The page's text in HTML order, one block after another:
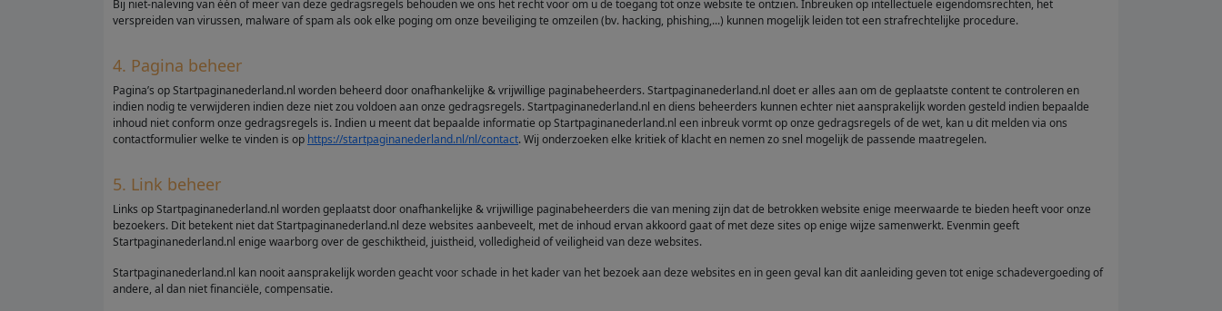
Bij niet-naleving van één of meer van deze gedragsregels behouden we ons het recht voor om u de toegang tot onze website te ontzien. Inbreuken op intellectuele eigendomsrechten, het
verspreiden van virussen, malware of spam als ook elke poging om onze beveiliging te omzeilen (bv. hacking, phishing,...) kunnen mogelijk leiden tot een strafrechtelijke procedure.
4. Pagina beheer
Pagina’s op Startpaginanederland.nl worden beheerd door onafhankelijke & vrijwillige paginabeheerders. Startpaginanederland.nl doet er alles aan om de geplaatste content te controleren en
indien nodig te verwijderen indien deze niet zou voldoen aan onze gedragsregels. Startpaginanederland.nl en diens beheerders kunnen echter niet aansprakelijk worden gesteld indien bepaalde
inhoud niet conform onze gedragsregels is. Indien u meent dat bepaalde informatie op Startpaginanederland.nl een inbreuk vormt op onze gedragsregels of de wet, kan u dit melden via ons
contactformulier welke te vinden is op https://startpaginanederland.nl/nl/contact. Wij onderzoeken elke kritiek of klacht en nemen zo snel mogelijk de passende maatregelen.
5. Link beheer
Links op Startpaginanederland.nl worden geplaatst door onafhankelijke & vrijwillige paginabeheerders die van mening zijn dat de betrokken website enige meerwaarde te bieden heeft voor onze
bezoekers. Dit betekent niet dat Startpaginanederland.nl deze websites aanbeveelt, met de inhoud ervan akkoord gaat of met deze sites op enige wijze samenwerkt. Evenmin geeft
Startpaginanederland.nl enige waarborg over de geschiktheid, juistheid, volledigheid of veiligheid van deze websites.
Startpaginanederland.nl kan nooit aansprakelijk worden geacht voor schade in het kader van het bezoek aan deze websites en in geen geval kan dit aanleiding geven tot enige schadevergoeding of
andere, al dan niet financiële, compensatie.